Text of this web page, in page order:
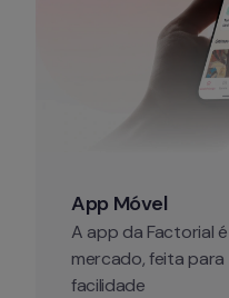
App Móvel
A app da Factorial
mercado, feita
facilidade